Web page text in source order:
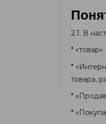
2.1. В
*
*
товара,
*
*